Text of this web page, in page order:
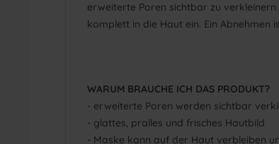
erweiterte Poren sichtbar zu
komplett in die Haut ein. Ein
WARUM BRAUCHE ICH DAS PRODUKT?
- erweiterte Poren werden sichtbar
- glattes, pralles und frisches Hautbild
- Maske kann auf der Haut verbleiben